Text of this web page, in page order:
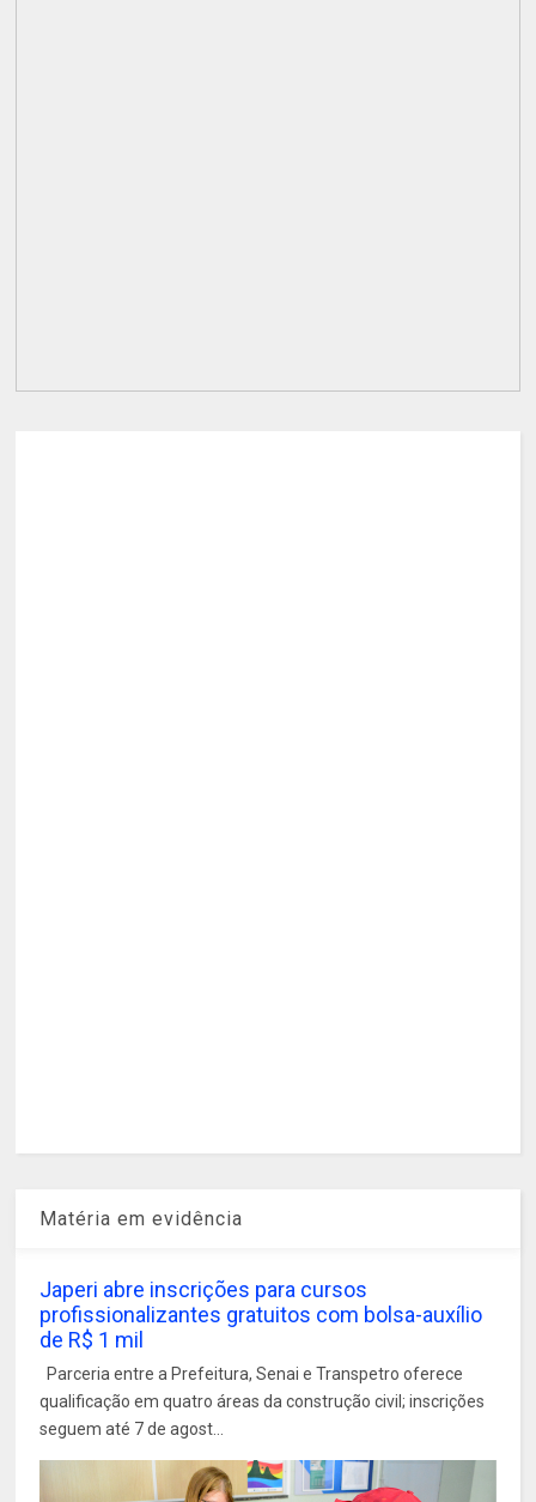
Matéria em evidência
Japeri abre inscrições para cursos
profissionalizantes gratuitos com bolsa-auxílio
de R$ 1 mil
Parceria entre a Prefeitura, Senai e Transpetro oferece
qualificação em quatro áreas da construção civil; inscrições
seguem até 7 de agost...